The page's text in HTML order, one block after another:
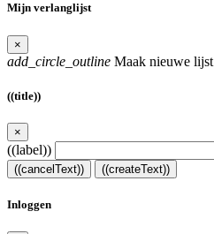
Mijn verlanglijst
×
add_circle_outline Maak nieuwe lijst
((title))
×
((label))
((cancelText)) ((createText))
Inloggen